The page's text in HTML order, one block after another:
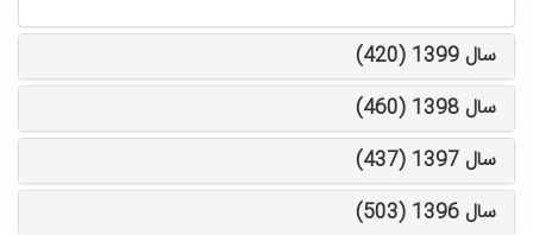
سال 1399 (420)
سال 1398 (460)
سال 1397 (437)
سال 1396 (503)